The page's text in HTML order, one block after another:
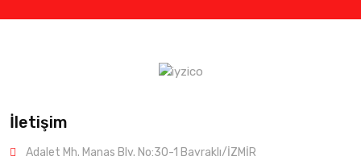
İletişim
Adalet Mh. Manas Blv. No:30-1 Bayraklı/İZMİR